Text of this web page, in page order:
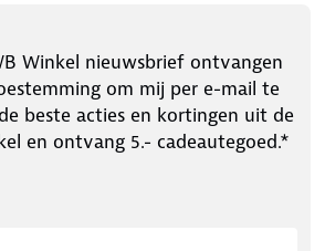
Winkel nieuwsbrief ontvangen
om mij per e-mail te
beste acties en kortingen uit de
en ontvang 5.- cadeautegoed.*